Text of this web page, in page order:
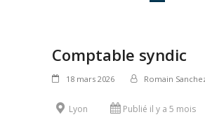
Comptable syndic
18 mars 2026 Romain
Lyon Publié il y a 5 mois